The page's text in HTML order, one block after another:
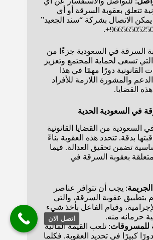
تتعلق بعقوبة السرقة أو أي
الاتصال بشركة “سند الجعيد”
السرقة في السعودية جزءًا من
التي تسعى لحماية المجتمع وتعزيز
القانونية دورًا مهمًا في هذا
والمشورة اللازمة للأفراد
القضايا.
في السعودية الحدية
السعودية من القضايا القانونية
بدقة. تتحدد هذه العقوبة بناءً
تضمن تحقيق العدالة. فيما
بعقوبة السرقة في
: يجب أن تتوافر عناصر
بتطبيق عقوبة السرقة، والتي
وقيام الفاعل بأخذ شيء
حرمانه منه.
للمسروقات: تلعب القيمة المالية
كبيرًا في تحديد العقوبة. فكلما
اتصل الان